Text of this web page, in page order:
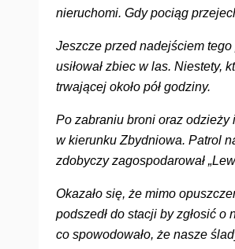
nieruchomi. Gdy pociąg
Jeszcze przed nadejściem
usiłował zbiec w las. Niestety,
trwającej około pół godziny.
Po zabraniu broni oraz odzieży
w kierunku Zbydniowa. Patrol
zdobyczy zagospodarował
Okazało się, że mimo
podszedł do stacji by zgłosić
co spowodowało, że nasze